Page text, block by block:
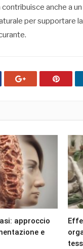
anche a
per supportare
Google+ Pinterest
approccio
e